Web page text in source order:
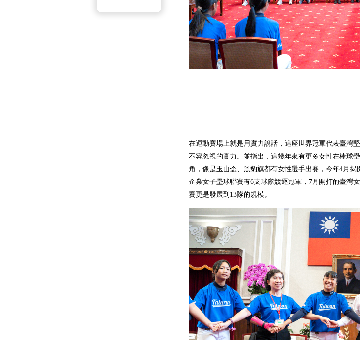
在運動賽場上就是用實力說話，這座世界冠軍代表臺灣堅
不容忽視的實力。並指出，這幾年來有更多女性在棒球
角，像是玉山盃、黑豹旗都有女性選手出賽，今年4月揭
企業女子壘球聯賽有6支球隊競逐冠軍，7月開打的臺灣
賽更是發展到13隊的規模。